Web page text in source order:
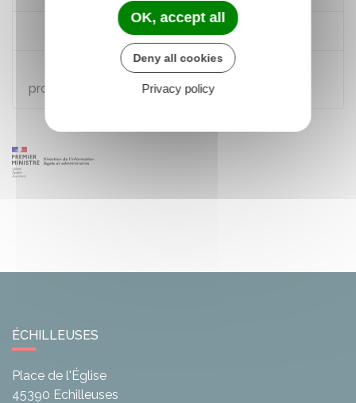
Étudiant : votre prise en charge
Vous venez étudier en France : votre
protection sociale
ÉCHILLEUSES
Place de l'Église
45390 Echilleuses
OK, accept all
Deny all cookies
Privacy policy